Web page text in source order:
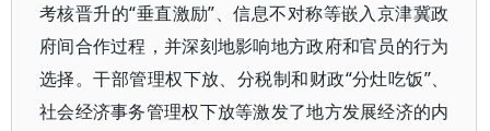
考核晋升的“垂直激励”、信息不对称等嵌入京津冀政
府间合作过程，并深刻地影响地方政府和官员的行为
选择。干部管理权下放、分税制和财政“分灶吃饭”、
社会经济事务管理权下放等激发了地方发展经济的内